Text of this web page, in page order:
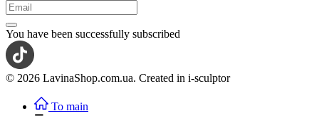
You have been successfully subscribed
© 2026 LavinaShop.com.ua. Created in i-sculptor
To main